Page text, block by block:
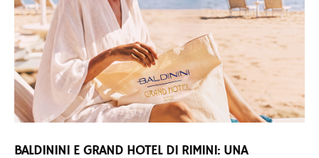
BALDININI E GRAND HOTEL DI RIMINI: UNA